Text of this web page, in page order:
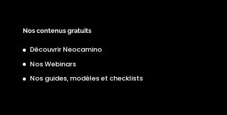
Nos contenus gratuits
Découvrir Neocamino
Nos Webinars
Nos guides, modèles et checklists